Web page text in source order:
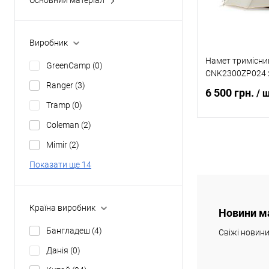
Виробник
GreenCamp (0)
Ranger (3)
Tramp (0)
Coleman (2)
Mimir (2)
Показати ще 14
Країна виробник
Бангладеш (4)
Данія (0)
Намет
CNK2300ZP024
6 500 грн. /
Новини
Свіжі